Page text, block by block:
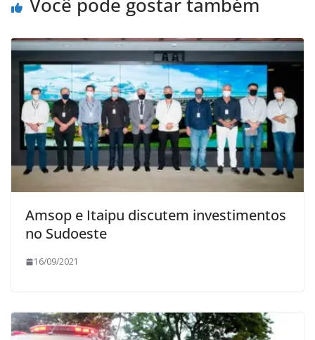
Você pode gostar também
Amsop e Itaipu discutem investimentos
no Sudoeste
16/09/2021